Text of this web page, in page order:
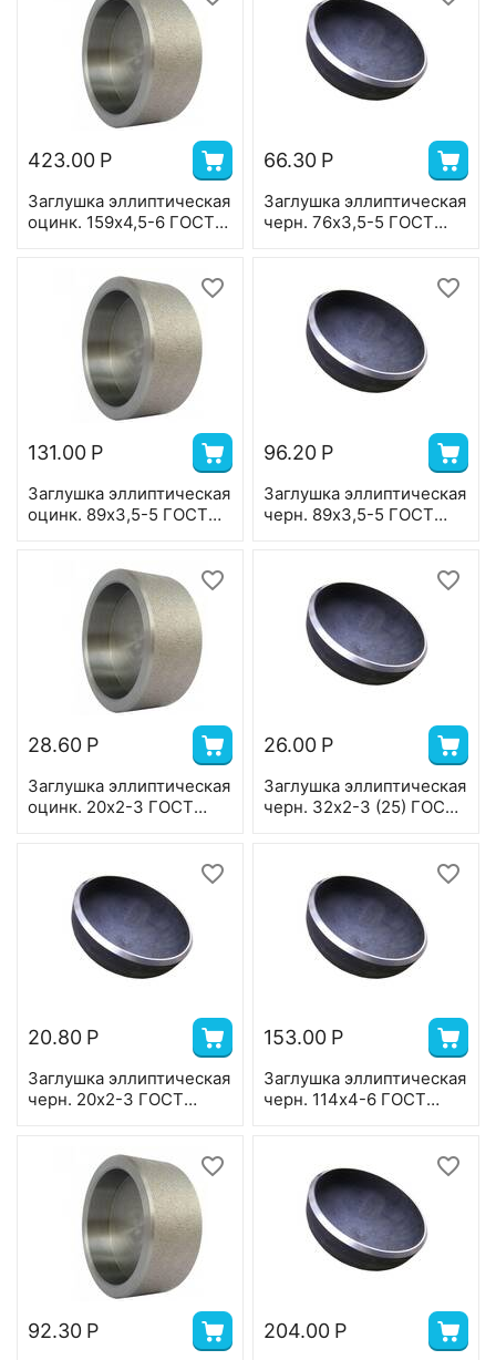
423.00 Р
Заглушка эллиптическая
оцинк. 159х4,5-6 ГОСТ
66.30 Р
Заглушка эллиптическая
черн. 76х3,5-5 ГОСТ
131.00 Р
Заглушка эллиптическая
оцинк. 89х3,5-5 ГОСТ
96.20 Р
Заглушка эллиптическая
черн. 89х3,5-5 ГОСТ
28.60 Р
Заглушка эллиптическая
оцинк. 20х2-3 ГОСТ
26.00 Р
Заглушка эллиптическая
черн. 32х2-3 (25) ГОСТ
20.80 Р
Заглушка эллиптическая
черн. 20х2-3 ГОСТ
153.00 Р
Заглушка эллиптическая
черн. 114х4-6 ГОСТ
92.30 Р 204.00 Р